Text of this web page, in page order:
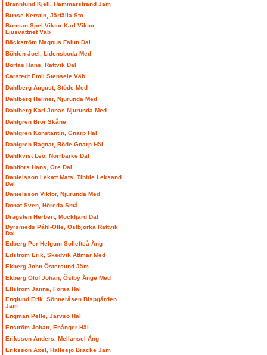
Brännlund Kjell, Hammarstrand Jäm
Bunse Kerstin, Järfälla Sto
Burman Spel-Viktor Karl Viktor,
Ljusvattnet Väb
Bäckström Magnus Falun Dal
Böhlén Joel, Lidensboda Med
Börtas Hans, Rättvik Dal
Carstedt Emil Stensele Väb
Dahlberg August, Stöde Med
Dahlberg Helmer, Njurunda Med
Dahlberg Karl Jonas Njurunda Med
Dahlgren Bror Skåne
Dahlgren Konstantin, Gnarp Häl
Dahlgren Ragnar, Röde Gnarp Häl
Dahlkvist Leo, Norrbärke Dal
Dahlfors Hans, Ore Dal
Danielsson Lekatt Mats, Tibble Leksand
Dal
Danielsson Viktor, Njurunda Med
Donat Sven, Höreda Små
Dragsten Herbert, Mockfjärd Dal
Dyrsmeds Påhl-Olle, Östbjörka Rättvik
Dal
Edberg Per Helgum Sollefteå Ång
Edström Erik, Skedvik Attmar Med
Ekberg John Östersund Jäm
Ekberg Olof Johan, Östby Ånge Med
Ellström Janne, Forsa Häl
Englund Erik, Sönneråsen Bispgården
Jäm
Engman Pelle, Jarvsö Häl
Enström Johan, Enånger Häl
Eriksson Anders, Mellansel Ång
Eriksson Axel, Hällesjö Bräcke Jäm